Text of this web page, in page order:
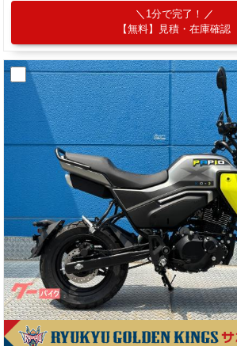
1分で完了！
【無料】見積・在庫確認